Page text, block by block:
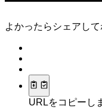
よかったらシェアして
URLをコピーし